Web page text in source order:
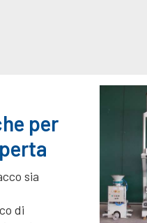
per
sia
di